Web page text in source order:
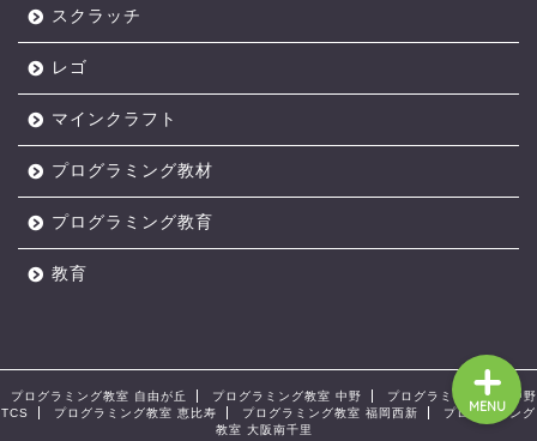
スクラッチ
レゴ
マインクラフト
プログラミング教材
プログラミング教育
教育
プログラミング教室 自由が丘 プログラミング教室 中野
プログラミング教室 中野
TCS
プログラミング教室 恵比寿 プログラミング教室 福岡西新
プログラミング
教室 大阪南千里
MENU
無料体験レッスン